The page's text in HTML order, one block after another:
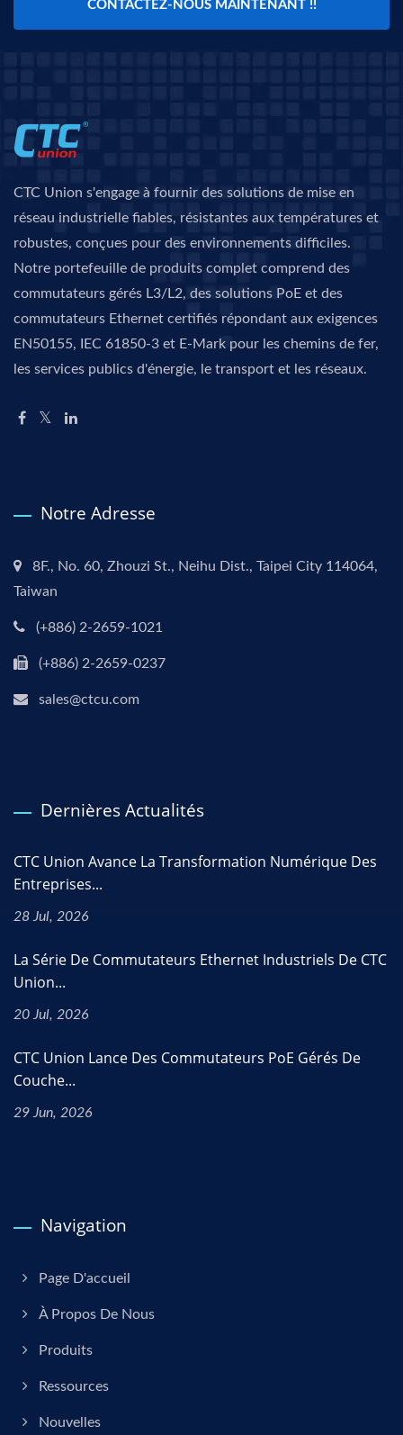
CONTACTEZ-NOUS MAINTENANT !!
CTC Union s'engage à fournir des solutions de mise en
réseau industrielle fiables, résistantes aux températures et
robustes, conçues pour des environnements difficiles.
Notre portefeuille de produits complet comprend des
commutateurs gérés L3/L2, des solutions PoE et des
commutateurs Ethernet certifiés répondant aux exigences
EN50155, IEC 61850-3 et E-Mark pour les chemins de fer,
les services publics d'énergie, le transport et les réseaux.
Notre Adresse
8F., No. 60, Zhouzi St., Neihu Dist., Taipei City 114064,
Taiwan
(+886) 2-2659-1021
(+886) 2-2659-0237
sales@ctcu.com
Dernières Actualités
CTC Union Avance La Transformation Numérique Des
Entreprises...
28 Jul, 2026
La Série De Commutateurs Ethernet Industriels De CTC
Union...
20 Jul, 2026
CTC Union Lance Des Commutateurs PoE Gérés De
Couche...
29 Jun, 2026
Navigation
Page D'accueil
À Propos De Nous
Produits
Ressources
Nouvelles